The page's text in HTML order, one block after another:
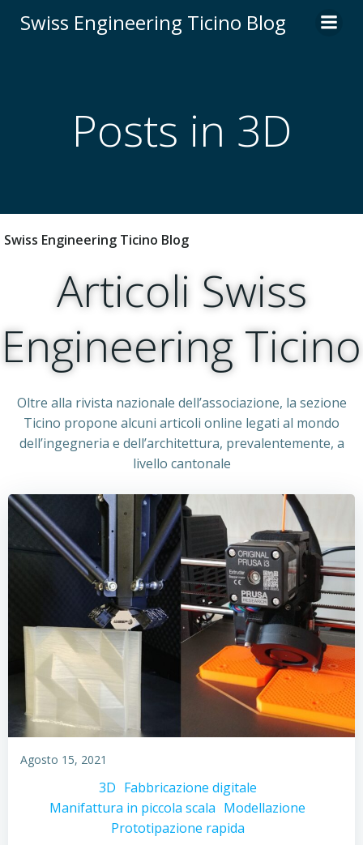
al
Swiss Engineering Ticino Blog
Posts in 3D
Swiss Engineering Ticino Blog
Articoli Swiss
Engineering Ticino
Oltre alla rivista nazionale dell’associazione, la sezione
Ticino propone alcuni articoli online legati al mondo
dell’ingegneria e dell’architettura, prevalentemente, a
livello cantonale
Agosto 15, 2021
3D Fabbricazione digitale
Manifattura in piccola scala Modellazione
Prototipazione rapida